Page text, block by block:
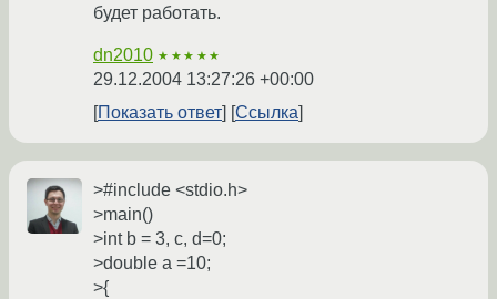
будет работать.
dn2010 ★★★★★
29.12.2004 13:27:26 +00:00
Показать ответ
Ссылка
>#include <stdio.h>
>main()
>int b = 3, c, d=0;
>double a =10;
>{